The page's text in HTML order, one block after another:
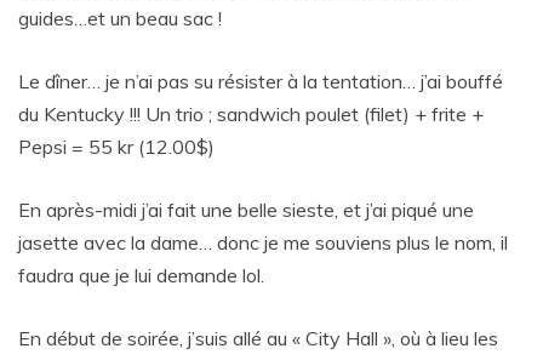
guides…et un beau sac !
Le dîner… je n’ai pas su résister à la tentation… j’ai bouffé
du Kentucky !!! Un trio ; sandwich poulet (filet) + frite +
Pepsi = 55 kr (12.00$)
En après-midi j’ai fait une belle sieste, et j’ai piqué une
jasette avec la dame… donc je me souviens plus le nom, il
faudra que je lui demande lol.
En début de soirée, j’suis allé au « City Hall », où à lieu les